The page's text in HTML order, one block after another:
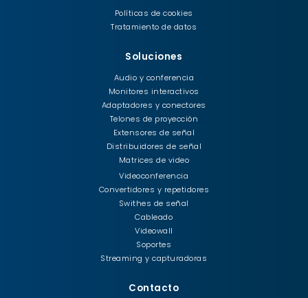
Políticas de cookies
Tratamiento de datos
Soluciones
Audio y conferencia
Monitores interactivos
Adaptadores y conectores
Telones de proyección
Extensores de señal
Distribuidores de señal
Matrices de video
Videoconferencia
Convertidores y repetidores
Swithes de señal
Cableado
Videowall
Soportes
Streaming y capturadoras
Contacto